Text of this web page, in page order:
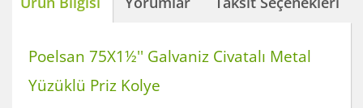
Poelsan 75X1½'' Galvaniz Civatalı Metal
Yüzüklü Priz Kolye